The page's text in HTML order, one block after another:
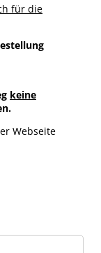
für die
keine
Webseite